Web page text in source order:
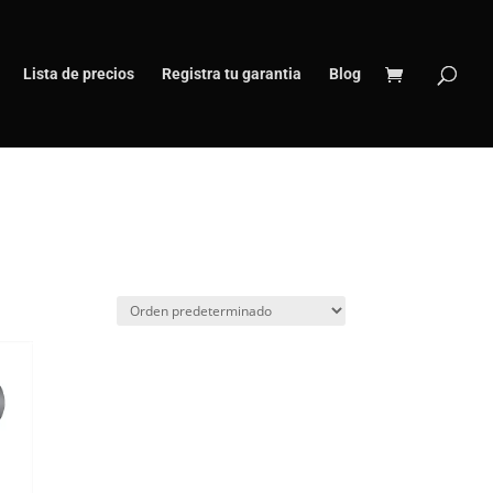
Lista de precios Registra tu garantia Blog